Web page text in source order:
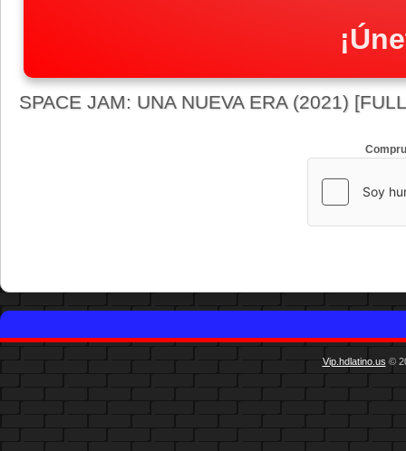
SPACE JAM: UNA NUEVA ERA (2021)
Vip.hdlatino.us©